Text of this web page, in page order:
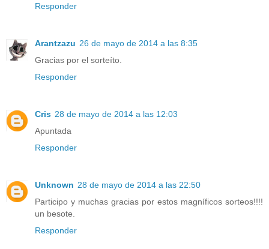
Responder
Arantzazu 26 de mayo de 2014 a las 8:35
Gracias por el sorteíto.
Responder
Cris 28 de mayo de 2014 a las 12:03
Apuntada
Responder
Unknown 28 de mayo de 2014 a las 22:50
Participo y muchas gracias por estos magníficos sorteos!!!!
un besote.
Responder